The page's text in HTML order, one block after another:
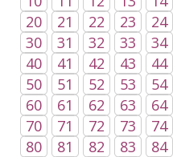
20
21 22 23 24
30
31 32 33 34
40
41 42 43 44
50
51 52 53 54
60
61 62 63 64
70
71 72 73 74
80
81 82 83 84